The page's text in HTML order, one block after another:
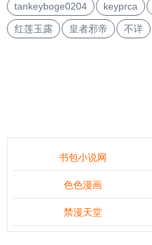
tankeyboge0204 keyprca
红莲玉露 皇者邪帝 不详
书包小说网
色色漫画
禁漫天堂